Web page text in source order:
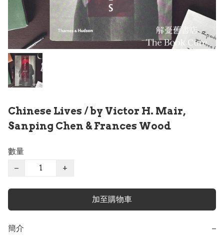
Chinese Lives / by Victor H. Mair,
Sanping Chen & Frances Wood
數量
−
+
加至購物車
簡介 −